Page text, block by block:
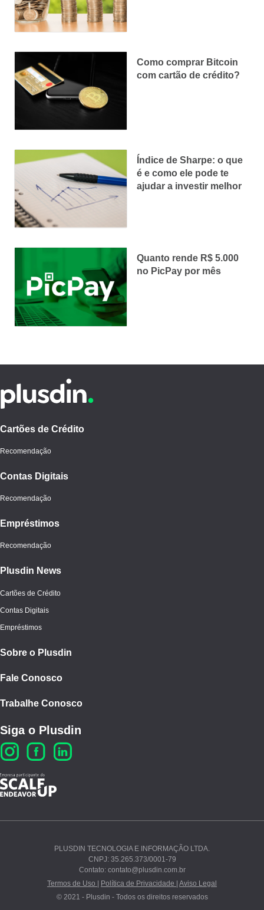
Ao continuar navegando, você concorda com nossos
ePolí­tica de Privacidade.
PROSSEGUIR
Como comprar Bitcoin
com cartão de crédito?
Índice de Sharpe: o que
é e como ele pode te
ajudar a investir melhor
Quanto rende R$ 5.000
no PicPay por mês
Cartões de Crédito
Recomendação
Contas Digitais
Recomendação
Empréstimos
Recomendação
Plusdin News
Cartões de Crédito
Contas Digitais
Empréstimos
Sobre o Plusdin
Fale Conosco
Trabalhe Conosco
Siga o Plusdin
PLUSDIN TECNOLOGIA E INFORMAÇÃO LTDA.
CNPJ: 35.265.373/0001-79
Contato: contato@plusdin.com.br
Termos de Uso |
Política de Privacidade |
Aviso Legal
© 2021 - Plusdin - Todos os direitos reservados